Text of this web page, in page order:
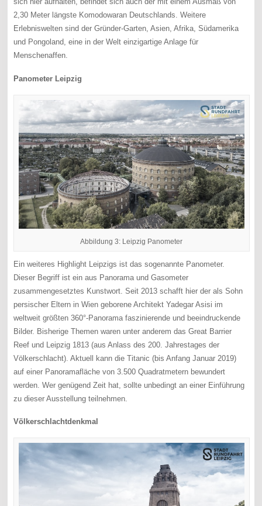
2,30 Meter längste Komodowaran Deutschlands. Weitere
Erlebniswelten sind der Gründer-Garten, Asien, Afrika, Südamerika
und Pongoland, eine in der Welt einzigartige Anlage für
Menschenaffen.
Panometer Leipzig
Abbildung 3: Leipzig Panometer
Ein weiteres Highlight Leipzigs ist das sogenannte Panometer.
Dieser Begriff ist ein aus Panorama und Gasometer
zusammengesetztes Kunstwort. Seit 2013 schafft hier der als Sohn
persischer Eltern in Wien geborene Architekt Yadegar Asisi im
weltweit größten 360°-Panorama faszinierende und beeindruckende
Bilder. Bisherige Themen waren unter anderem das Great Barrier
Reef und Leipzig 1813 (aus Anlass des 200. Jahrestages der
Völkerschlacht). Aktuell kann die Titanic (bis Anfang Januar 2019)
auf einer Panoramafläche von 3.500 Quadratmetern bewundert
werden. Wer genügend Zeit hat, sollte unbedingt an einer Einführung
zu dieser Ausstellung teilnehmen.
Völkerschlachtdenkmal